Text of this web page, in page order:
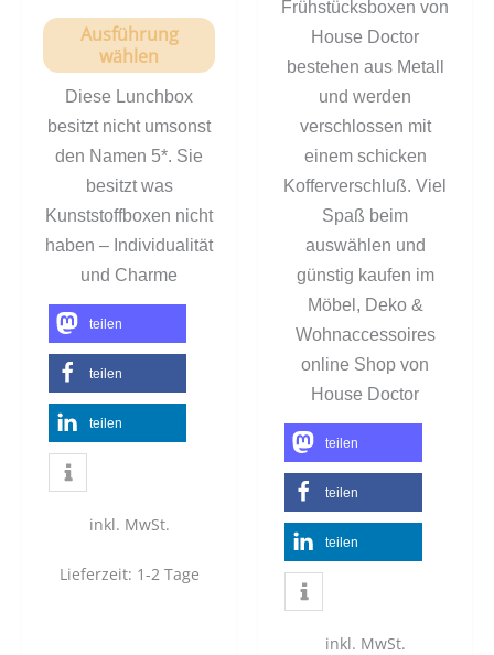
Ausführung
wählen
Diese Lunchbox
besitzt nicht umsonst
den Namen 5*. Sie
besitzt was
Kunststoffboxen nicht
haben – Individualität
und Charme
teilen
teilen
teilen
inkl. MwSt.
Lieferzeit: 1-2 Tage
Frühstücksboxen von
House Doctor
bestehen aus Metall
und werden
verschlossen mit
einem schicken
Kofferverschluß. Viel
Spaß beim
auswählen und
günstig kaufen im
Möbel, Deko &
Wohnaccessoires
online Shop von
House Doctor
teilen
teilen
teilen
inkl. MwSt.